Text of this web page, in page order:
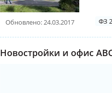
Обновлено: 24.03.2017 ФЗ
Новостройки и офис